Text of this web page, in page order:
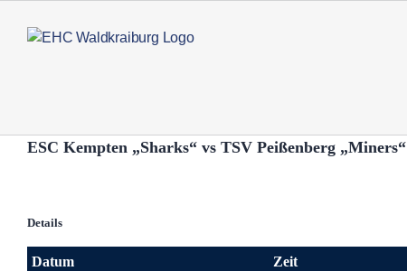
Inhalt
ESC Kempten „Sharks“ vs TSV Peißenberg „Miners“
Details
Datum Zeit